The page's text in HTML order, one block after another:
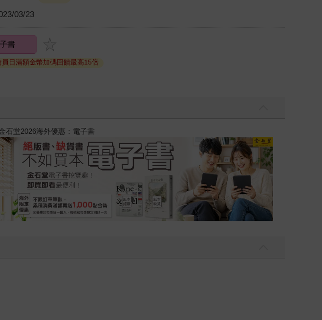
03/23
書
日滿額金幣加碼回饋最高15倍
金石堂暑假漫博〈你好，我吃一點〉第二波